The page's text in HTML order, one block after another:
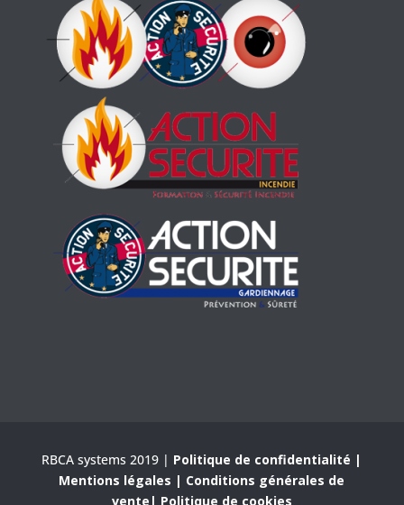
2 avis
RBCA systems 2019 | Politique de confidentialité |
Mentions légales | Conditions générales de
vente | Politique de cookies